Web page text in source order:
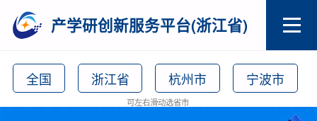
产学研创新服务平台(浙江省)
全国 浙江省 杭州市 宁波市
可左右滑动选省市